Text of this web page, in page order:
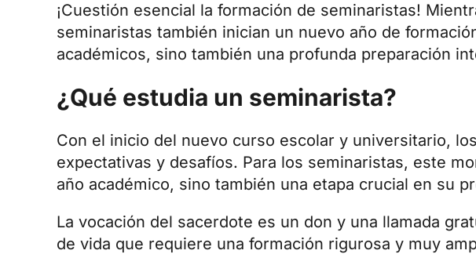
¡Cuestión esencial la formación de seminaristas!
seminaristas también inician un nuevo año de
académicos, sino también una profunda preparación
¿Qué estudia un seminarista?
Con el inicio del nuevo curso escolar y universitario,
expectativas y desafíos. Para los seminaristas, este
año académico, sino también una etapa crucial en su
La vocación del sacerdote es un don y una llamada
de vida que requiere una formación rigurosa y muy